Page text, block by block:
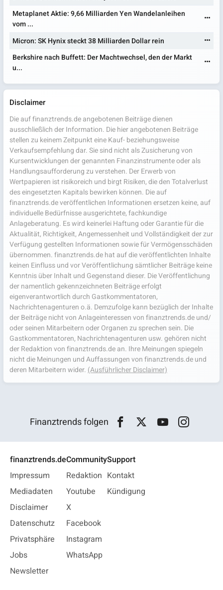
Metaplanet Aktie: 9,66 Milliarden Yen Wandelanleihen
vom ...
Micron: SK Hynix steckt 38 Milliarden Dollar rein
Berkshire nach Buffett: Der Machtwechsel, den der Markt
u...
Disclaimer
Die auf finanztrends.de angebotenen Beiträge dienen
ausschließlich der Information. Die hier angebotenen Beiträge
stellen zu keinem Zeitpunkt eine Kauf- beziehungsweise
Verkaufsempfehlung dar. Sie sind nicht als Zusicherung von
Kursentwicklungen der genannten Finanzinstrumente oder als
Handlungsaufforderung zu verstehen. Der Erwerb von
Wertpapieren ist risikoreich und birgt Risiken, die den Totalverlust
des eingesetzten Kapitals bewirken können. Die auf
finanztrends.de veröffentlichen Informationen ersetzen keine, auf
individuelle Bedürfnisse ausgerichtete, fachkundige
Anlageberatung. Es wird keinerlei Haftung oder Garantie für die
Aktualität, Richtigkeit, Angemessenheit und Vollständigkeit der zur
Verfügung gestellten Informationen sowie für Vermögensschäden
übernommen. finanztrends.de hat auf die veröffentlichten Inhalte
keinen Einfluss und vor Veröffentlichung sämtlicher Beiträge keine
Kenntnis über Inhalt und Gegenstand dieser. Die Veröffentlichung
der namentlich gekennzeichneten Beiträge erfolgt
eigenverantwortlich durch Gastkommentatoren,
Nachrichtenagenturen o.ä. Demzufolge kann bezüglich der Inhalte
der Beiträge nicht von Anlageinteressen von finanztrends.de und/
oder seinen Mitarbeitern oder Organen zu sprechen sein. Die
Gastkommentatoren, Nachrichtenagenturen usw. gehören nicht
der Redaktion von finanztrends.de an. Ihre Meinungen spiegeln
nicht die Meinungen und Auffassungen von finanztrends.de und
deren Mitarbeitern wider. (Ausführlicher Disclaimer)
Finanztrends folgen
finanztrends.de
Impressum
Mediadaten
Disclaimer
Datenschutz
Privatsphäre
Jobs
Newsletter
Community
Redaktion
Youtube
X
Facebook
Instagram
WhatsApp
Support
Kontakt
Kündigung